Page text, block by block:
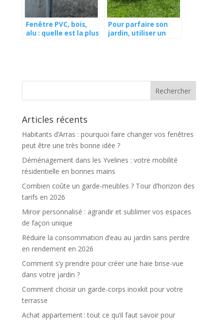
Fenêtre PVC, bois,
alu : quelle est la plus
Pour parfaire son
jardin, utiliser un
Articles récents
Habitants d’Arras : pourquoi faire changer vos fenêtres
peut être une très bonne idée ?
Déménagement dans les Yvelines : votre mobilité
résidentielle en bonnes mains
Combien coûte un garde-meubles ? Tour d’horizon des
tarifs en 2026
Miroir personnalisé : agrandir et sublimer vos espaces
de façon unique
Réduire la consommation d’eau au jardin sans perdre
en rendement en 2026
Comment s’y prendre pour créer une haie brise-vue
dans votre jardin ?
Comment choisir un garde-corps inoxkit pour votre
terrasse
Achat appartement : tout ce qu’il faut savoir pour